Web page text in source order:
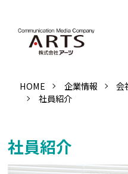
HOME 企業情報 会
社員紹介
社員紹介